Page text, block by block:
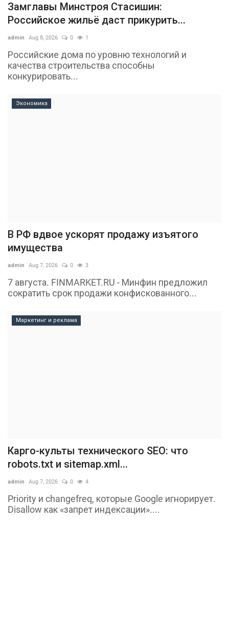
Замглавы Минстроя Стасишин:
Российское жильё даст прикурить...
admin Aug 8, 2026 0 1
Российские дома по уровню технологий и
качества строительства способны
конкурировать...
Экономика
В РФ вдвое ускорят продажу изъятого
имущества
admin Aug 7, 2026 0 3
7 августа. FINMARKET.RU - Минфин предложил
сократить срок продажи конфискованного...
Маркетинг и реклама
Карго-культы технического SEO: что
robots.txt и sitemap.xml...
admin Aug 7, 2026 0 4
Priority и changefreq, которые Google игнорирует.
Disallow как «запрет индексации»....